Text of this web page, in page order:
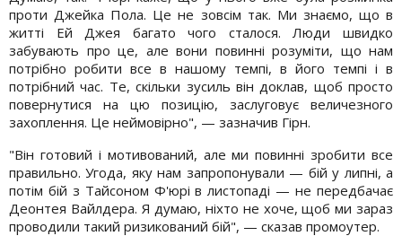
проти Джейка Пола. Це не зовсім так. Ми знаємо, що в
житті Ей Джея багато чого сталося. Люди швидко
забувають про це, але вони повинні розуміти, що нам
потрібно робити все в нашому темпі, в його темпі і в
потрібний час. Те, скільки зусиль він доклав, щоб просто
повернутися на цю позицію, заслуговує величезного
захоплення. Це неймовірно", — зазначив Гірн.
"Він готовий і мотивований, але ми повинні зробити все
правильно. Угода, яку нам запропонували — бій у липні, а
потім бій з Тайсоном Ф'юрі в листопаді — не передбачає
Деонтея Вайлдера. Я думаю, ніхто не хоче, щоб ми зараз
проводили такий ризикований бій", — сказав промоутер.